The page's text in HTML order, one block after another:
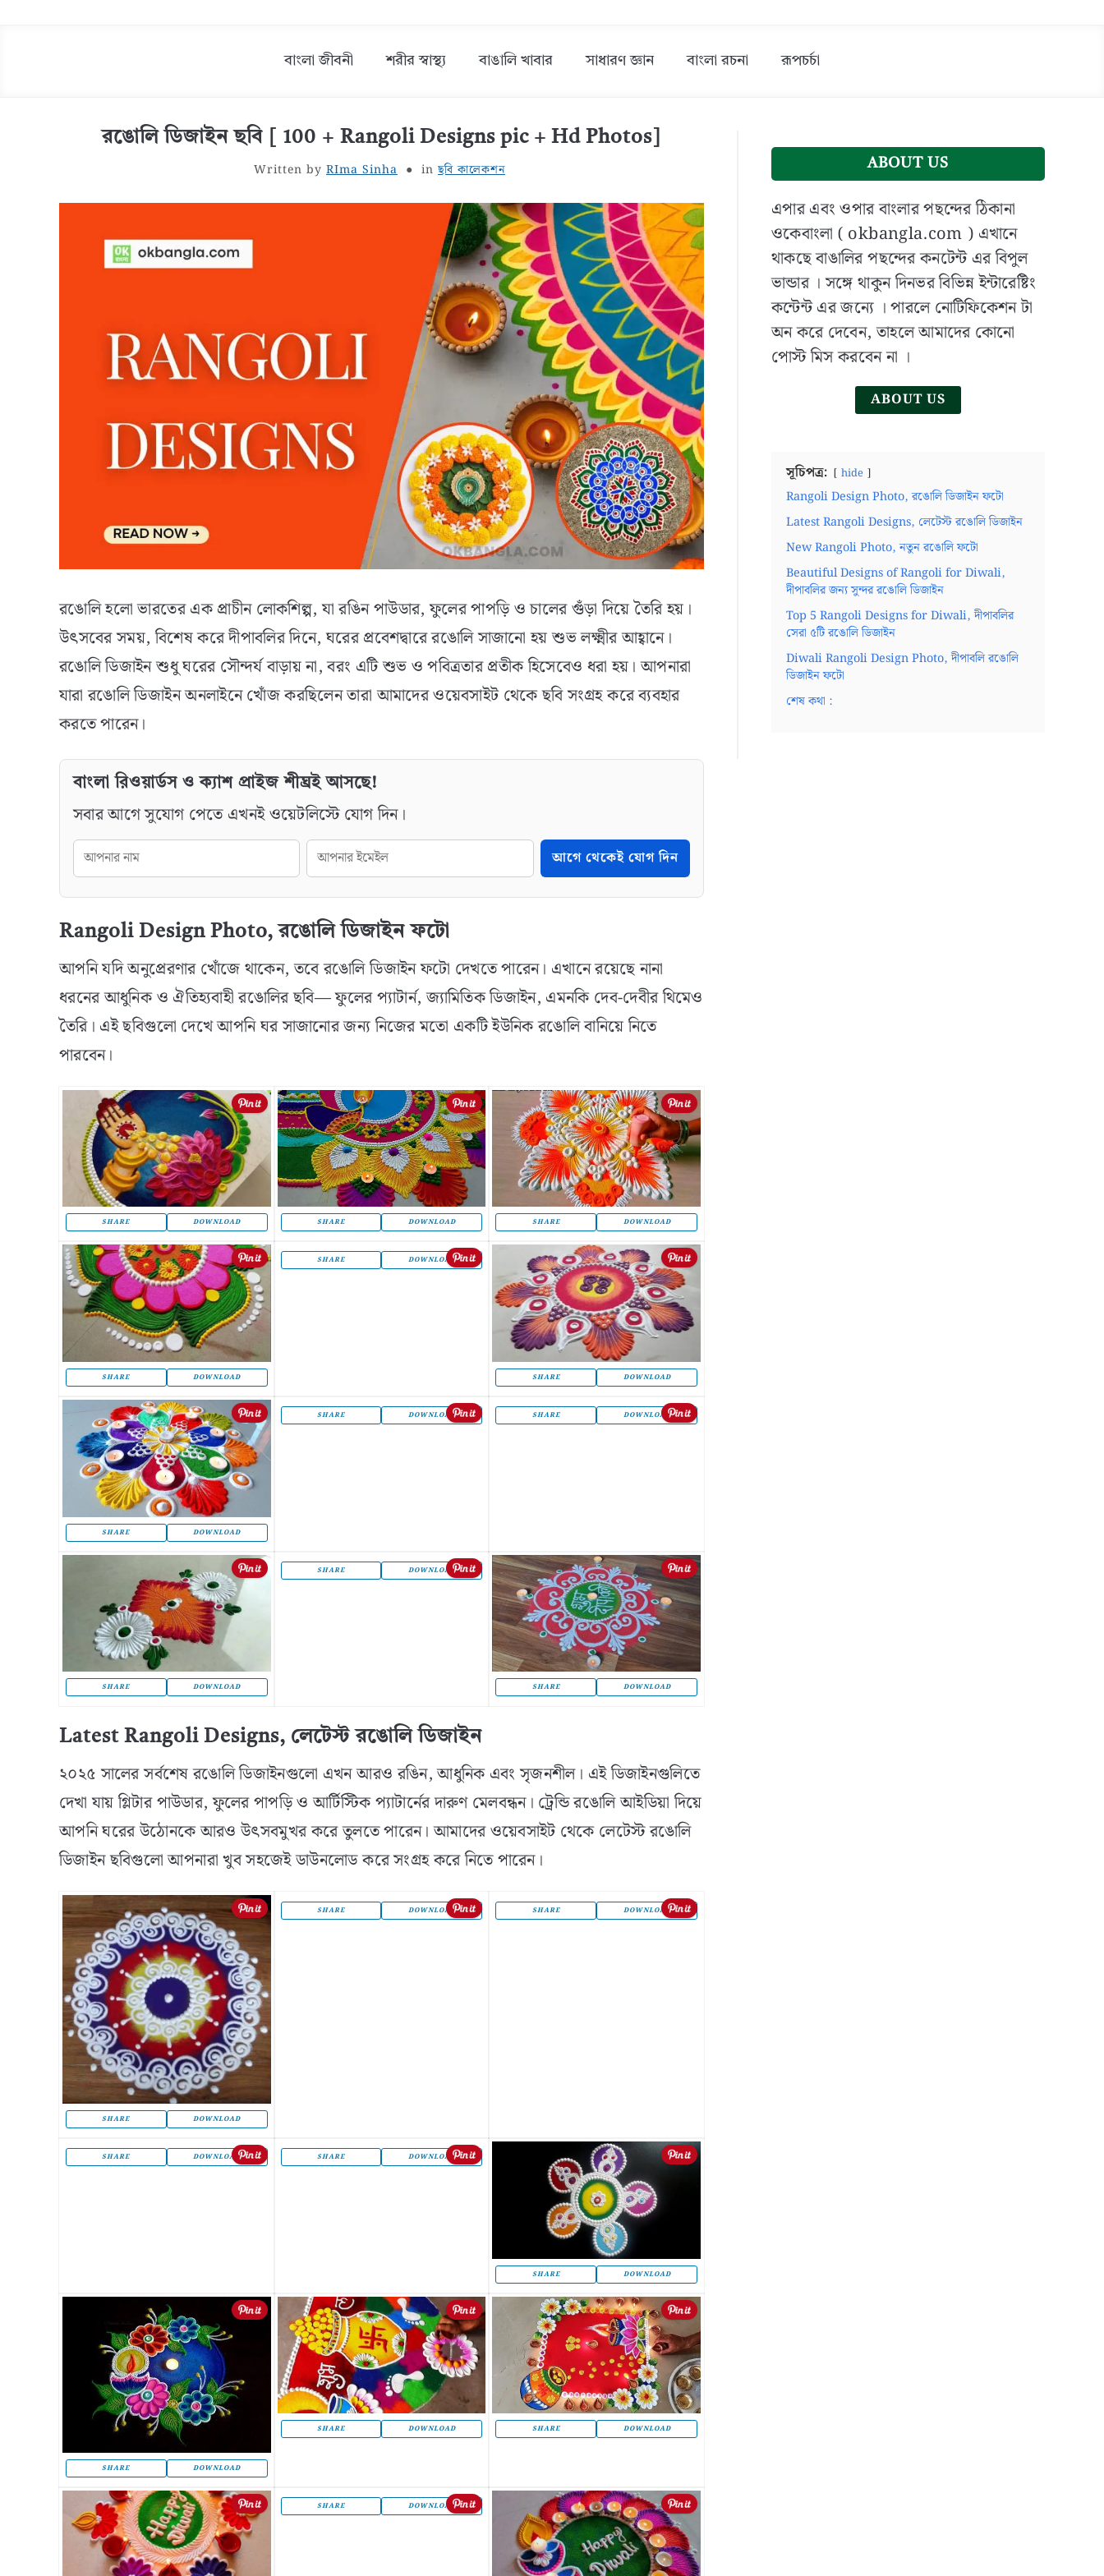
বাংলা জীবনী শরীর স্বাস্থ্য বাঙালি খাবার সাধারণ জ্ঞান বাংলা রচনা রূপচর্চা
রঙোলি ডিজাইন ছবি [ 100 + Rangoli Designs pic + Hd Photos]
Written by RIma Sinha inছবি কালেকশন
রঙোলি হলো ভারতের এক প্রাচীন লোকশিল্প, যা রঙিন পাউডার, ফুলের পাপড়ি ও চালের গুঁড়া দিয়ে তৈরি হয়।
উৎসবের সময়, বিশেষ করে দীপাবলির দিনে, ঘরের প্রবেশদ্বারে রঙোলি সাজানো হয় শুভ লক্ষ্মীর আহ্বানে।
রঙোলি ডিজাইন শুধু ঘরের সৌন্দর্য বাড়ায় না, বরং এটি শুভ ও পবিত্রতার প্রতীক হিসেবেও ধরা হয়। আপনারা
যারা রঙোলি ডিজাইন অনলাইনে খোঁজ করছিলেন তারা আমাদের ওয়েবসাইট থেকে ছবি সংগ্রহ করে ব্যবহার
করতে পারেন।
বাংলা রিওয়ার্ডস ও ক্যাশ প্রাইজ শীঘ্রই আসছে!
সবার আগে সুযোগ পেতে এখনই ওয়েটলিস্টে যোগ দিন।
আগে থেকেই যোগ দিন
Rangoli Design Photo, রঙোলি ডিজাইন ফটো
আপনি যদি অনুপ্রেরণার খোঁজে থাকেন, তবে রঙোলি ডিজাইন ফটো দেখতে পারেন। এখানে রয়েছে নানা
ধরনের আধুনিক ও ঐতিহ্যবাহী রঙোলির ছবি— ফুলের প্যাটার্ন, জ্যামিতিক ডিজাইন, এমনকি দেব-দেবীর থিমেও
তৈরি। এই ছবিগুলো দেখে আপনি ঘর সাজানোর জন্য নিজের মতো একটি ইউনিক রঙোলি বানিয়ে নিতে
পারবেন।
SHARE DOWNLOAD SHARE DOWNLOAD SHARE DOWNLOAD
SHARE DOWNLOAD
SHARE DOWNLOAD
SHARE DOWNLOAD
SHARE DOWNLOAD
SHARE DOWNLOAD SHARE DOWNLOAD
SHARE DOWNLOAD
SHARE DOWNLOAD
SHARE DOWNLOAD
Latest Rangoli Designs, লেটেস্ট রঙোলি ডিজাইন
২০২৫ সালের সর্বশেষ রঙোলি ডিজাইনগুলো এখন আরও রঙিন, আধুনিক এবং সৃজনশীল। এই ডিজাইনগুলিতে
দেখা যায় গ্লিটার পাউডার, ফুলের পাপড়ি ও আর্টিস্টিক প্যাটার্নের দারুণ মেলবন্ধন। ট্রেন্ডি রঙোলি আইডিয়া দিয়ে
আপনি ঘরের উঠোনকে আরও উৎসবমুখর করে তুলতে পারেন। আমাদের ওয়েবসাইট থেকে লেটেস্ট রঙোলি
ডিজাইন ছবিগুলো আপনারা খুব সহজেই ডাউনলোড করে সংগ্রহ করে নিতে পারেন।
SHARE DOWNLOAD
SHARE DOWNLOAD SHARE DOWNLOAD
SHARE DOWNLOAD SHARE DOWNLOAD
SHARE DOWNLOAD
SHARE DOWNLOAD
SHARE DOWNLOAD SHARE DOWNLOAD
SHARE DOWNLOAD
ABOUT US
এপার এবং ওপার বাংলার পছন্দের ঠিকানা
ওকেবাংলা ( okbangla.com ) এখানে
থাকছে বাঙালির পছন্দের কনটেন্ট এর বিপুল
ভান্ডার । সঙ্গে থাকুন দিনভর বিভিন্ন ইন্টারেষ্টিং
কন্টেন্ট এর জন্যে । পারলে নোটিফিকেশন টা
অন করে দেবেন, তাহলে আমাদের কোনো
পোস্ট মিস করবেন না ।
ABOUT US
সূচিপত্র: hide
Rangoli Design Photo, রঙোলি ডিজাইন ফটো
Latest Rangoli Designs, লেটেস্ট রঙোলি ডিজাইন
New Rangoli Photo, নতুন রঙোলি ফটো
Beautiful Designs of Rangoli for Diwali,
দীপাবলির জন্য সুন্দর রঙোলি ডিজাইন
Top 5 Rangoli Designs for Diwali, দীপাবলির
সেরা ৫টি রঙোলি ডিজাইন
Diwali Rangoli Design Photo, দীপাবলি রঙোলি
ডিজাইন ফটো
শেষ কথা :